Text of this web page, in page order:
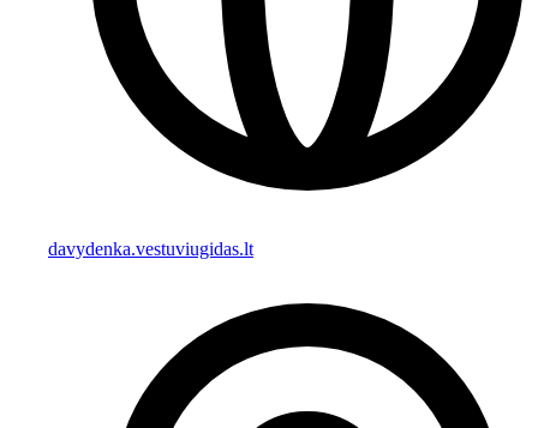
davydenka.vestuviugidas.lt